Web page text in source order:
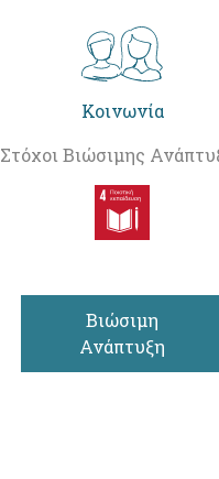
Κοινωνία
Στόχοι Βιώσιμης
Βιώσιμη
Ανάπτυξη